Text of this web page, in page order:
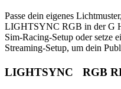
Passe dein eigenes
LIGHTSYNC RGB in der G
Sim-Racing-Setup oder setze
Streaming-Setup, um dein
LIGHTSYNC RGB